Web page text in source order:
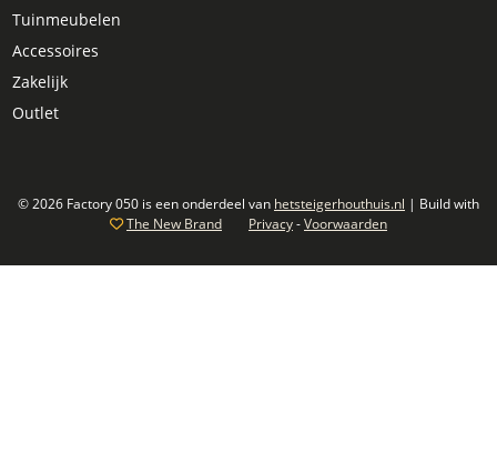
Tuinmeubelen
Accessoires
Zakelijk
Outlet
© 2026 Factory 050 is een onderdeel van hetsteigerhouthuis.nl | Build with
The New Brand
Privacy-Voorwaarden